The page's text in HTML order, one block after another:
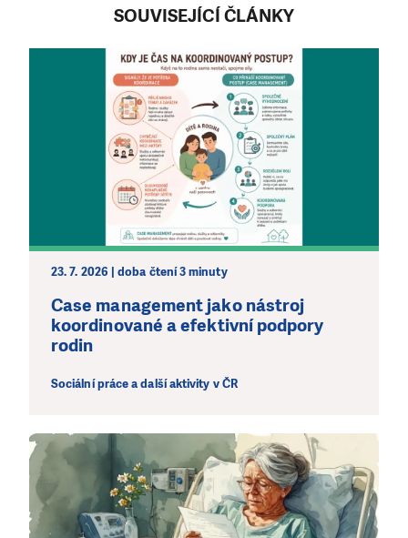
SOUVISEJÍCÍ ČLÁNKY
23. 7. 2026 | doba čtení 3 minuty
Case management jako nástroj
koordinované a efektivní podpory
rodin
Sociální práce a další aktivity v ČR